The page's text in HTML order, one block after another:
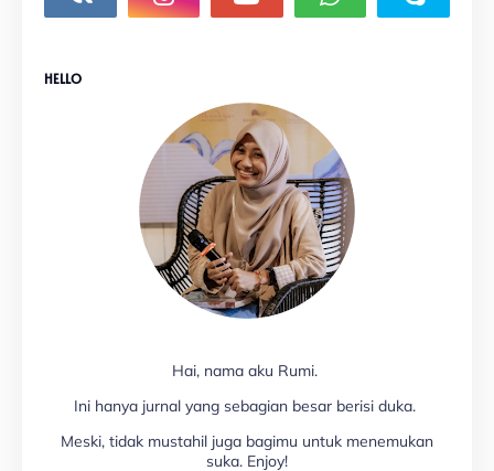
HELLO
Hai, nama aku Rumi.
Ini hanya jurnal yang sebagian besar berisi duka.
Meski, tidak mustahil juga bagimu untuk menemukan
suka. Enjoy!